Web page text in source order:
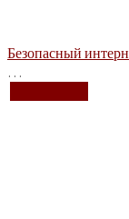
Безопасный
…